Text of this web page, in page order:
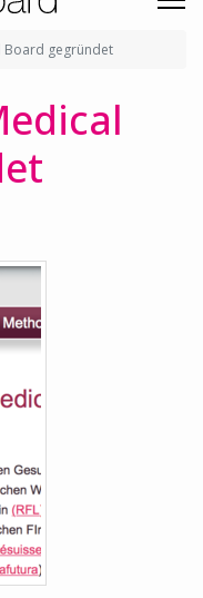
Board gegründet